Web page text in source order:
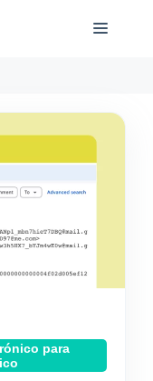
Menú
para